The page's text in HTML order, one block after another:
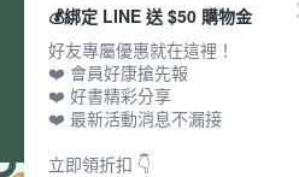
立即訂
💰綁定 LINE 送 $50 購物金
好友專屬優惠就在這裡！
❤️ 會員好康搶先報
❤️ 好書精彩分享
❤️ 最新活動消息不漏接
立即領折扣 👇